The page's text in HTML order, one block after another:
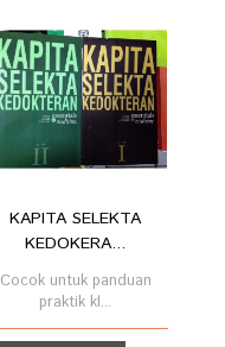
KAPITA SELEKTA
KEDOKERA...
Cocok untuk panduan
praktik kl...